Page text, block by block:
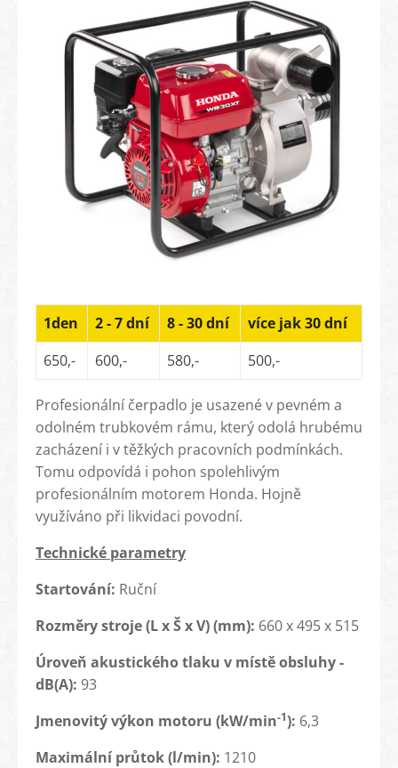
1den 2 - 7 dní 8 - 30 dní
více jak 30 dní
650,-
600,- 580,- 500,-
Profesionální čerpadlo je usazené v pevném a
odolném trubkovém rámu, který odolá hrubému
zacházení i v těžkých pracovních podmínkách.
Tomu odpovídá i pohon spolehlivým
profesionálním motorem Honda. Hojně
využíváno při likvidaci povodní.
Technické parametry
Startování: Ruční
Rozměry stroje (L x Š x V) (mm): 660 x 495 x 515
Úroveň akustického tlaku v místě obsluhy -
dB(A): 93
Jmenovitý výkon motoru (kW/min-1): 6,3
Maximální průtok (l/min): 1210